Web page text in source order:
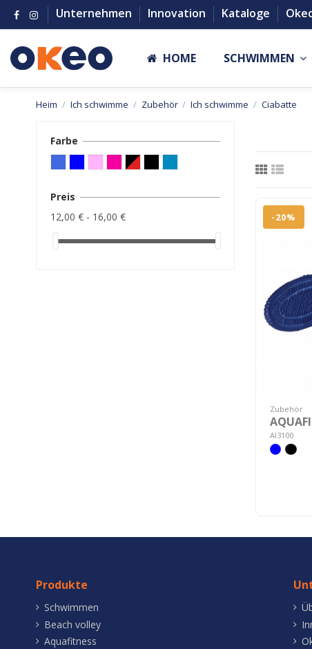
Unternehmen Innovation Kataloge
HOME SCHWIMMEN
Heim Ich schwimme Zubehör Ich schwimme Ciabatte
-20%
Zubehör
AI3100
Farbe
Preis
12,00 € - 16,00 €
Produkte
Schwimmen
Beach volley
Aquafitness